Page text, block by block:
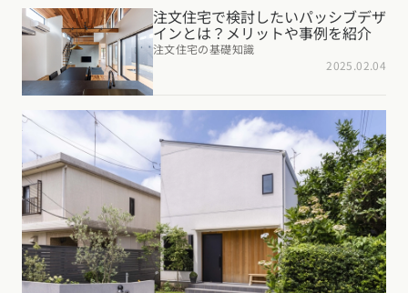
九州・沖縄エリア
福岡県佐賀県長崎県熊本県大分県宮崎県
沖縄県
ニュースレター
デザインコンテスト
関西エリア
大阪府兵庫県京都府滋賀県 奈良県 和歌山県
中国エリア
広島県岡山県鳥取県 山口県
四国エリア
香川県 徳島県愛媛県
九州・沖縄エリア
福岡県佐賀県長崎県熊本県大分県宮崎県鹿児島県
注文住宅で検討したいパッシブデザ
インとは？メリットや事例を紹介
注文住宅の基礎知識
2025.02.04